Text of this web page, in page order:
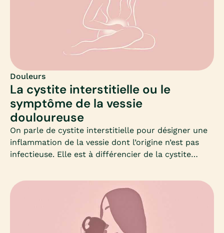
exclusivement lors d’un contact sexuel et cause
des infections uro-génitales : on parle d’herpès
génital et il peut aussi toucher la zone anale. Mia
Douleurs
La cystite interstitielle ou le
symptôme de la vessie
douloureuse
On parle de cystite interstitielle pour désigner une
inflammation de la vessie dont l’origine n’est pas
infectieuse. Elle est à différencier de la cystite
dessus de la vessie, au niveau de la partie inférieure
de l’abdomen ou dans le bassin. Un examen de la
vessie à l’aide d’un tube souple à fibres optiques
(cystoscopie) est nécessaire pour valider le
diagnostic, souvent accompagné d’une biopsie de la